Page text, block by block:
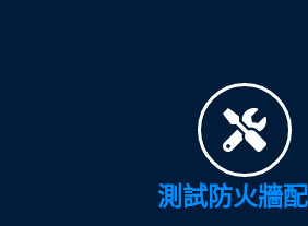
測試防火牆